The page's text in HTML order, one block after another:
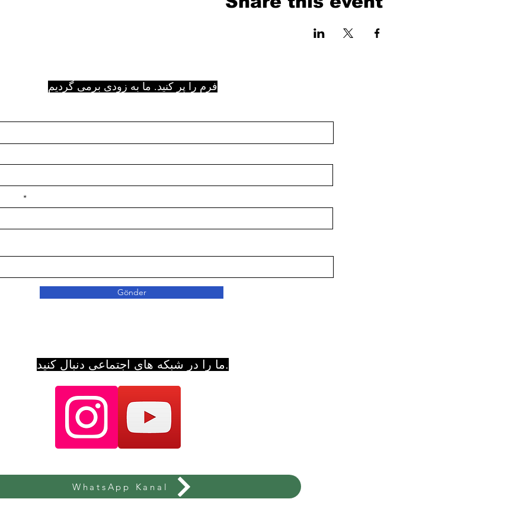
فرم را پر کنید. ما به زودی برمی گردیم
Gönder
ما را در شبکه های اجتماعی دنبال کنید.
WhatsApp Kanal